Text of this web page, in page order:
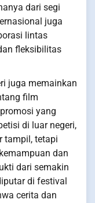
dari segi
juga
lintas
fleksibilitas
juga memainkan
film
yang
di luar negeri,
tampil, tetapi
dan
dari semakin
di festival
cerita dan